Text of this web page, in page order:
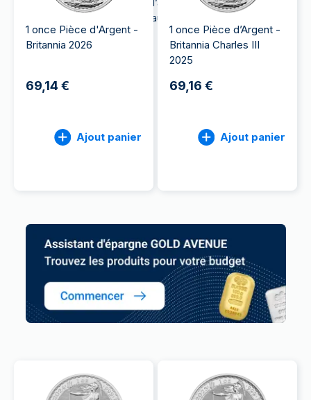
d’investissement classiques aux éditions plus
spéciales.
1 once Pièce d'Argent -
Britannia 2026
69,14 €
Ajout panier
1 once Pièce d’Argent -
Britannia Charles III
2025
69,16 €
Ajout panier